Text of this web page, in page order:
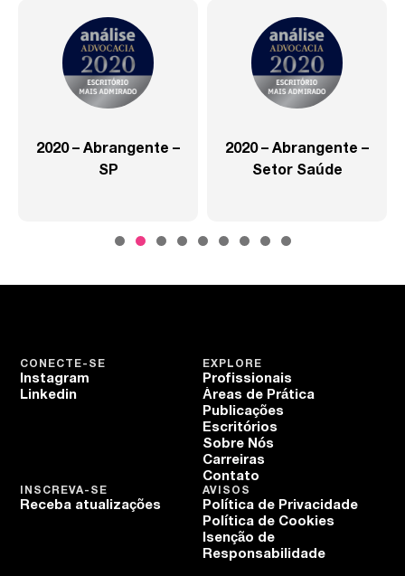
2020 – Abrangente –
SP
2020 – Abrangente –
Setor Saúde
EXPLORE
Profissionais
Áreas de Prática
Publicações
Escritórios
Sobre Nós
Carreiras
Contato
CONECTE-SE
Instagram
Linkedin
AVISOS
Política de Privacidade
Política de Cookies
Isenção de
Responsabilidade
INSCREVA-SE
Receba atualizações